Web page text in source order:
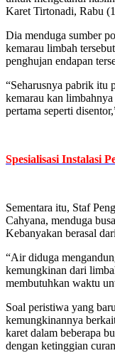
Karet Tirtonadi, Rabu
Dia menduga sumber
kemarau limbah
penghujan endapan
“Seharusnya pabrik itu
kemarau kan
pertama seperti
Spesialisasi Instalasi
Sementara itu, Staf
Cahyana, menduga
Kebanyakan berasal
“Air diduga
kemungkinan dari
membutuhkan waktu
Soal peristiwa yang
kemungkinannya
karet dalam beberapa
dengan ketinggian